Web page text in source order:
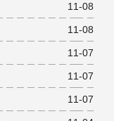
11-08
11-08
11-07
11-07
11-07